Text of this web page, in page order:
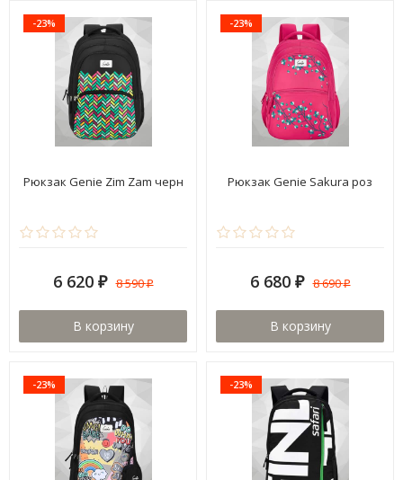
-23%
Рюкзак Genie Zim Zam черн
6 620 ₽ 8 590₽
В корзину
-23%
Рюкзак Genie Sakura роз
6 680 ₽ 8 690₽
В корзину
-23% -23%